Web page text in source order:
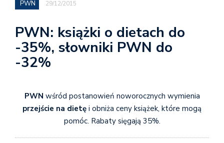
PWN 29/12/2015
PWN: książki o dietach do
-35%, słowniki PWN do
-32%
PWN wśród postanowień noworocznych wymienia
przejście na dietę i obniża ceny książek, które mogą
pomóc. Rabaty sięgają 35%.